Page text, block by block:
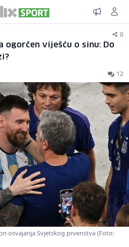
0
ogorčen viješću o sinu: Do
12
osvajanja Svjetskog prvenstva (Foto: